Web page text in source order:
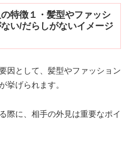
特徴１・髪型やファッシ
い/だらしがないイメージ
因として、髪型やファッション
挙げられます。
際に、相手の外見は重要なポイ